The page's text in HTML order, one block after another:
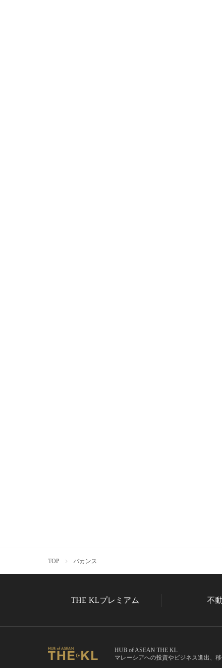
TOP バカンス
THE KLプレミアム 不
HUB of ASEAN THE KL
マレーシアへの投資やビジネス進出、